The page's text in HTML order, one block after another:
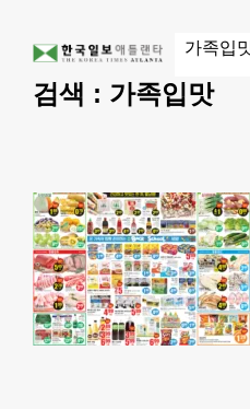
검색 : 가족입맛